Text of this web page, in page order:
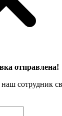
отправлена!
сотрудник